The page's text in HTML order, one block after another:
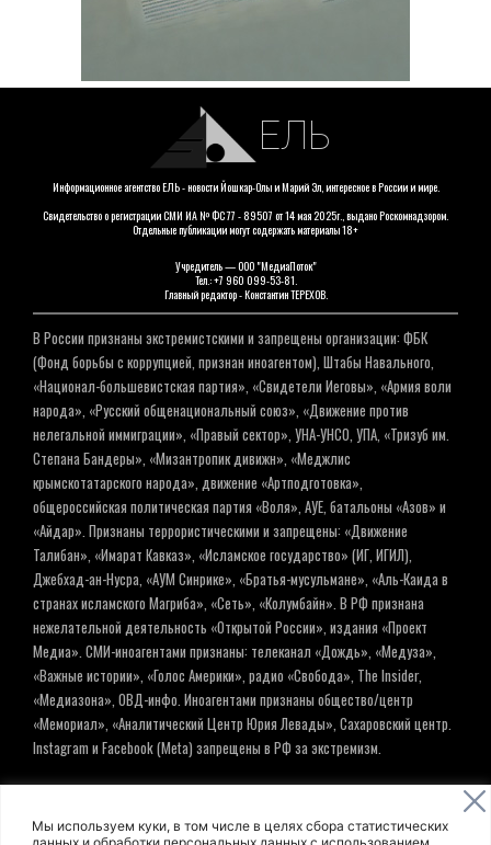
Мы используем куки, в том числе в целях сбора статистических
данных и обработки персональных данных с использованием
ЕЛЬ
Информационное агентство ЕЛЬ - новости Йошкар-Олы и Марий Эл, интересное в России и мире.
Свидетельство о регистрации СМИ ИА № ФС 77 - 89507 от 14 мая 2025г., выдано Роскомнадзором.
Отдельные публикации могут содержать материалы 18+
Учредитель — ООО "МедиаПоток"
Тел.: +7 960 099-53-81.
Главный редактор - Константин ТЕРЕХОВ.
В России признаны экстремистскими и запрещены организации: ФБК
(Фонд борьбы с коррупцией, признан иноагентом), Штабы Навального,
«Национал-большевистская партия», «Свидетели Иеговы», «Армия воли
народа», «Русский общенациональный союз», «Движение против
нелегальной иммиграции», «Правый сектор», УНА-УНСО, УПА, «Тризуб им.
Степана Бандеры», «Мизантропик дивижн», «Меджлис
крымскотатарского народа», движение «Артподготовка»,
общероссийская политическая партия «Воля», АУЕ, батальоны «Азов» и
«Айдар». Признаны террористическими и запрещены: «Движение
Талибан», «Имарат Кавказ», «Исламское государство» (ИГ, ИГИЛ),
Джебхад-ан-Нусра, «АУМ Синрике», «Братья-мусульмане», «Аль-Каида в
странах исламского Магриба», «Сеть», «Колумбайн». В РФ признана
нежелательной деятельность «Открытой России», издания «Проект
Медиа». СМИ-иноагентами признаны: телеканал «Дождь», «Медуза»,
«Важные истории», «Голос Америки», радио «Свобода», The Insider,
«Медиазона», ОВД-инфо. Иноагентами признаны общество/центр
«Мемориал», «Аналитический Центр Юрия Левады», Сахаровский центр.
Instagram и Facebook (Metа) запрещены в РФ за экстремизм.
© ИНФОРМАЦИОННОЕ АГЕНТСТВО ЕЛЬ